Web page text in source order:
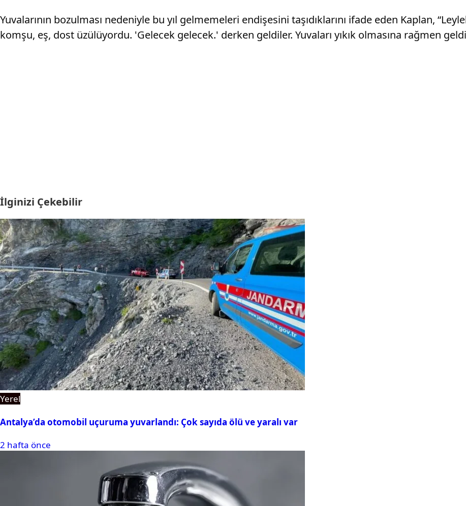
Yuvalarının bozulması nedeniyle bu yıl gelmemeleri endişesini taşıdıklarını ifade eden Kaplan,
komşu, eş, dost üzülüyordu. 'Gelecek gelecek.' derken geldiler. Yuvaları yıkık olmasına rağmen
İlginizi Çekebilir
Yerel
Antalya’da otomobil uçuruma yuvarlandı: Çok sayıda ölü ve yaralı var
2 hafta önce